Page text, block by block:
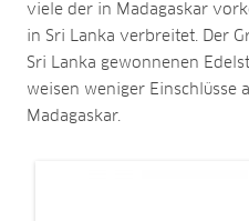
viele der in Madagaskar
in Sri Lanka verbreitet. Der
Sri Lanka gewonnenen
weisen weniger Einschlüsse
Madagaskar.